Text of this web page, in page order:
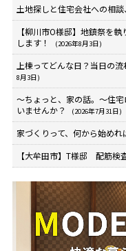
土地探しと住宅会社への相
【柳川市O様邸】地鎮祭を
します！
(2026年8月3日)
上棟ってどんな日？当日の
8月3日)
～ちょっと、家の話。～住
いませんか？
(2026年7月31日)
家づくりって、何から始めれ
【大牟田市】T様邸 配筋検